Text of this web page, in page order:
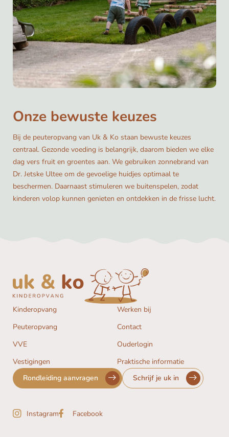
Onze bewuste keuzes
Bij de peuteropvang van Uk & Ko staan bewuste keuzes
centraal. Gezonde voeding is belangrijk, daarom bieden we elke
dag vers fruit en groentes aan. We gebruiken zonnebrand van
Dr. Jetske Ultee om de gevoelige huidjes optimaal te
beschermen. Daarnaast stimuleren we buitenspelen, zodat
kinderen volop kunnen genieten en ontdekken in de frisse lucht.
Kinderopvang
Peuteropvang
VVE
Vestigingen
Werken bij
Contact
Ouderlogin
Praktische informatie
Rondleiding aanvragen
Schrijf je uk in
Instagram Facebook